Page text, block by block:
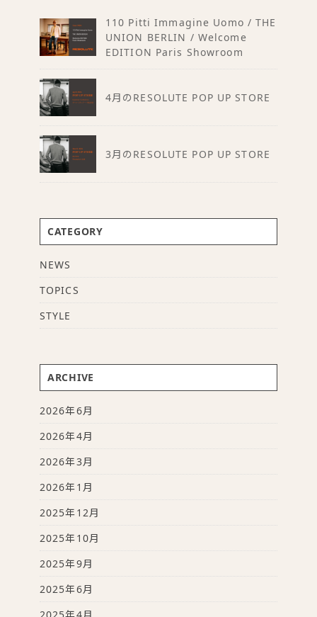
110 Pitti Immagine Uomo / THE
UNION BERLIN / Welcome
EDITION Paris Showroom
4月のRESOLUTE POP UP STORE
3月のRESOLUTE POP UP STORE
CATEGORY
NEWS
TOPICS
STYLE
ARCHIVE
2026年6月
2026年4月
2026年3月
2026年1月
2025年12月
2025年10月
2025年9月
2025年6月